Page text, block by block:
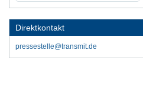
Direktkontakt
pressestelle@transmit.de